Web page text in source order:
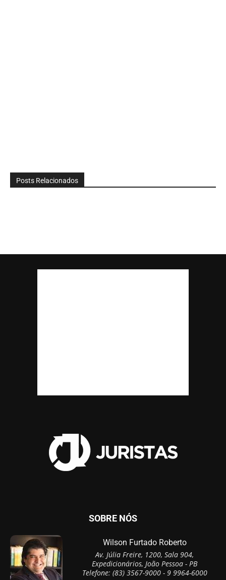
Posts Relacionados
SOBRE NÓS
Wilson Furtado Roberto
Av. Júlia Freire, 1200, Sala 904,
Expedicionários, João Pessoa - PB
Telefone: (83) 3567-9000 - 9 9964-6000